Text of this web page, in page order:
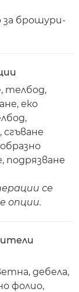
брошури-
телбод,
еко
подрязване
се
опции.
дебела,
фолио,